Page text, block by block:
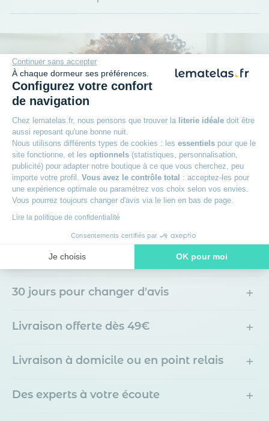
Continuer sans accepter
À chaque dormeur ses préférences.
Configurez votre confort
de navigation
Chez lematelas.fr, nous pensons que trouver la literie idéale doit être
aussi reposant qu'une bonne nuit.
Nous utilisons différents types de cookies : les essentiels pour que le
site fonctionne, et les optionnels (statistiques, personnalisation,
publicité) pour adapter notre boutique à ce que vous cherchez, peu
importe votre profil. Vous avez le contrôle total : acceptez-les pour
une expérience optimale ou paramétrez vos choix selon vos envies.
Vous pourrez toujours changer d'avis via le lien en bas de page.
Lire la politique de confidentialité
Consentements certifiés par
Je choisis OK pour moi
Notre plateforme vous permet d'adapter et de gérer vos
Plus qu'une promesse
Garantie 2 ans
30 jours pour changer d'avis +
Livraison offerte dès 49€ +
Livraison à domicile ou en point relais +
Des experts à votre écoute +